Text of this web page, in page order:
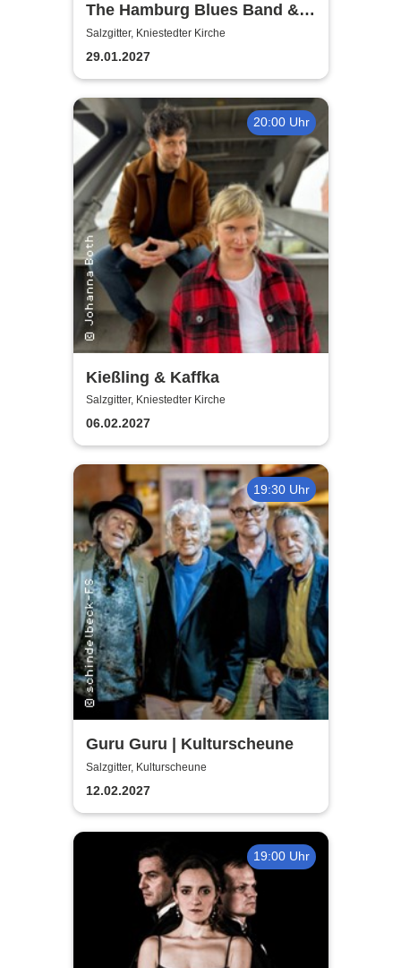
The Hamburg Blues Band &
Friends
Salzgitter, Kniestedter Kirche
29.01.2027
20:00 Uhr
Kießling & Kaffka
Salzgitter, Kniestedter Kirche
06.02.2027
19:30 Uhr
Guru Guru | Kulturscheune
Salzgitter, Kulturscheune
12.02.2027
19:00 Uhr